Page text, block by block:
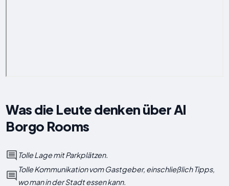
Was die Leute denken über Al
Borgo Rooms
Tolle Lage mit Parkplätzen.
Tolle Kommunikation vom Gastgeber, einschließlich Tipps,
wo man in der Stadt essen kann.